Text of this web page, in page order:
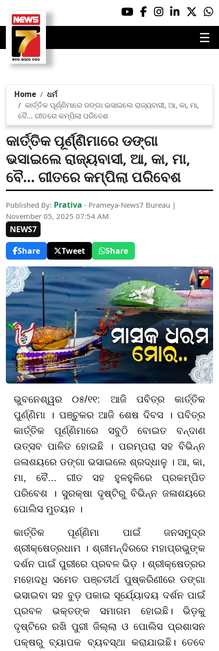
☰
Home
ଧର୍ମ
କାର୍ତ୍ତିକ ପୂର୍ଣ୍ଣିମାରେ ଡଙ୍ଗା ଭସାଇଲେ ରାଜ୍ୟବାସୀ, ଆ, କା, ମା,
ବୈ... ଗୀତରେ କମ୍ପିଲା ପରିବେଶ
କାର୍ତ୍ତିକ ପୂର୍ଣ୍ଣିମାରେ ଡଙ୍ଗା
ଭସାଇଲେ ରାଜ୍ୟବାସୀ, ଆ, କା, ମା,
ବୈ... ଗୀତରେ କମ୍ପିଲା ପରିବେଶ
Published By: Prativa - Prameya-News7 Bureau |
November 05, 2025 07:54 AM
NEWS7
Share
Tweet Share
ଭୁବନେଶ୍ୱର ୦୫/୧୧: ଆଜି ପବିତ୍ର କାର୍ତ୍ତିକ
ପୁର୍ଣ୍ଣିମା । ପଞ୍ଚୁକର‌ ଆଜି ଶେଷ ଦିବସ । ପବିତ୍ର
କାର୍ତ୍ତିକ ପୂର୍ଣ୍ଣିମାରେ ସବୁଠି ବୋଇତ ବନ୍ଦାଣ
ଉତ୍ସବ ପାଳିତ ହୋଇଛି । ପରମ୍ପରା ସହ ବିଭିନ୍ନ
ଜଳାଶୟରେ ଡଙ୍ଗା ଭସାଇଲେ ଶ୍ରଦ୍ଧାଳୁ । ଆ, କା,
ମା, ବୈ... ଗୀତ ସହ ହୁଳହୁଳିରେ ପ୍ରକମ୍ପିତ
ପରିବେଶ । ସୁରକ୍ଷା ଦୃଷ୍ଟିରୁ ବିଭିନ୍ନ ଜଳାଶୟରେ
ପୋଲିସ ମୁତୟନ ।
କାର୍ତ୍ତିକ ପୂର୍ଣ୍ଣିମା ପାଇଁ ଜନସମୁଦ୍ର
ଶ୍ରୀକ୍ଷେତ୍ରଧାମ । ଶ୍ରୀମନ୍ଦିରରେ ମହାପ୍ରଭୁଙ୍କ
ଦର୍ଶନ ପାଇଁ ପୁରୀରେ ପ୍ରବଳ ଭିଡ଼ । ଶ୍ରୀକ୍ଷେତ୍ରର
ମହୋଦଧି ସମେତ ପଞ୍ଚତୀର୍ଥ ପୁଷ୍କରିଣୀରେ ଡଙ୍ଗା
ଭସାଇବା ସହ ବୁଡ଼ ପକାଇ ସୂର୍ଯ୍ୟୋଦୟ ଦର୍ଶନ ପାଇଁ
ପ୍ରବଳ ଭକ୍ତଙ୍କ ସମାଗମ ହୋଇଛି। ଭିଡ଼କୁ
ଦୃଷ୍ଟିରେ ରଖି ପୁରୀ ଜିଲ୍ଲା ଓ ପୋଲିସ ପ୍ରଶାସନ
ପକ୍ଷରୁ ବ୍ୟାପକ ବ୍ୟବସ୍ଥା କରାଯାଇଛି। ତେବେ